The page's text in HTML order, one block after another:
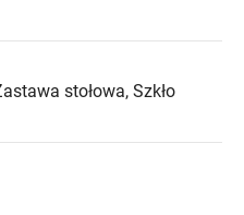
stołowa, Szkło